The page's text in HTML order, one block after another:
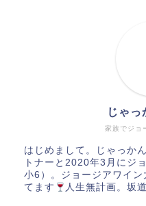
家族でジョ
じゃっ
はじめまして。じゃっか
トナーと2020年3月にジ
小6）。ジョージアワイ
てます
人生無計画。坂